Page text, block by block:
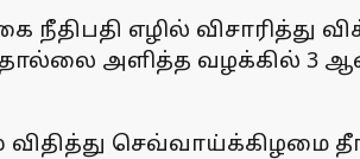
எழில் விசாரித்து
தொல்லை அளித்த வழக்கில் 3
செவ்வாய்க்கிழமை